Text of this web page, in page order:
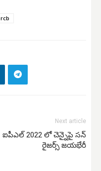
rcb
Next article
ఐపీఎల్ 2022 లో చెన్నైపై సన్
రైజర్స్ జయభేరీ